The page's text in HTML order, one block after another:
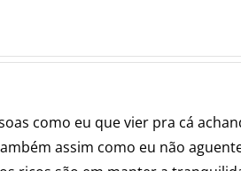
como eu que vier pra cá
assim como eu não